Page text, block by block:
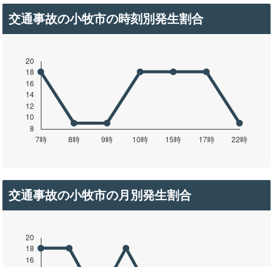
交通事故の小牧市の時刻別発生割合
交通事故の小牧市の月別発生割合